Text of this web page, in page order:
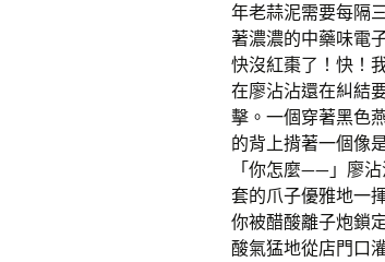
年老蒜泥需要每隔
著濃濃的中藥味電
快沒紅棗了！快！
在廖沾沾還在糾結
擊。一個穿著黑色
的背上揹著一個像
「你怎麼——」廖
套的爪子優雅地一
你被醋酸離子炮鎖
酸氣猛地從店門口